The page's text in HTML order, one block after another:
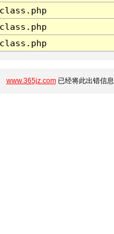
www.365jz.com已经将此出错信